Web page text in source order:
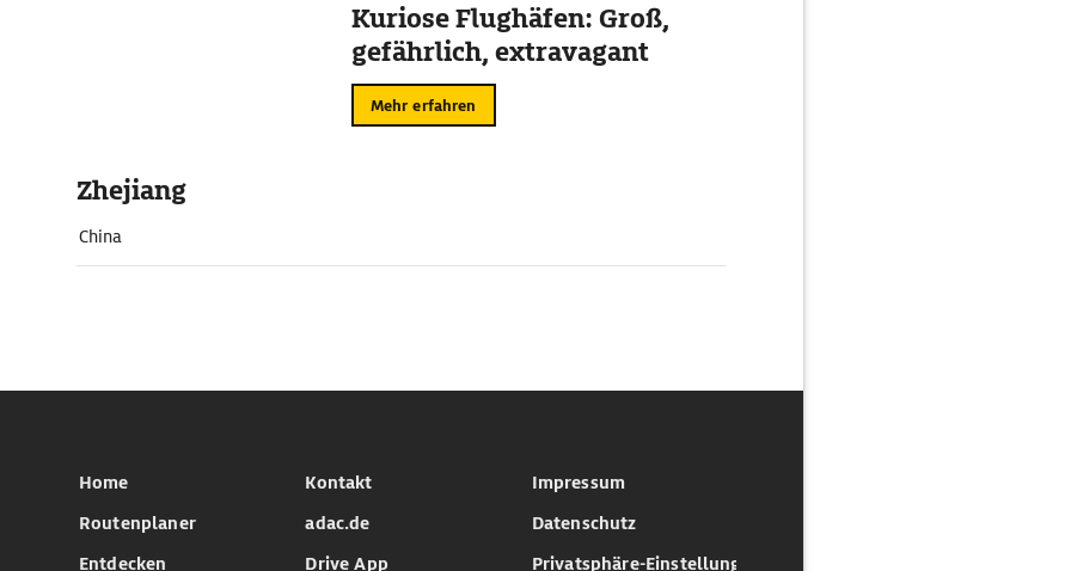
Kuriose Flughäfen: Groß,
gefährlich, extravagant
Mehr erfahren
Zhejiang
China
Home
Routenplaner
Entdecken
Kontakt
adac.de
Drive App
Impressum
Datenschutz
Privatsphäre-Einstellungen